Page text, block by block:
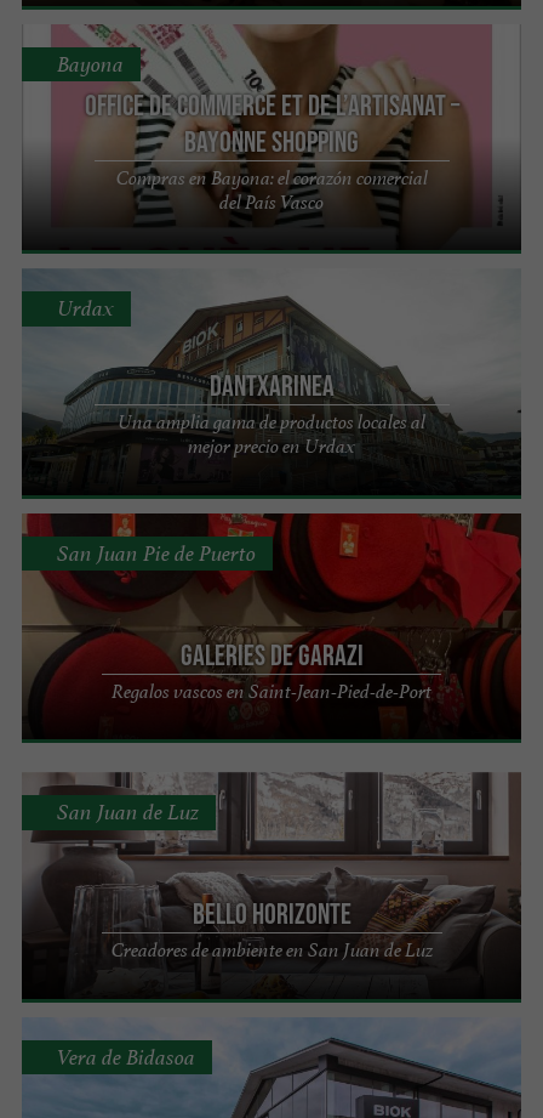
Office de Commerce et de l’Artisanat –
Bayonne Shopping
Compras en Bayona: el corazón comercial
del País Vasco
Bayona
Dantxarinea
Una amplia gama de productos locales al
mejor precio en Urdax
Urdax
Galeries de Garazi
Regalos vascos en Saint-Jean-Pied-de-Port
San Juan Pie de Puerto
Bello Horizonte
Creadores de ambiente en San Juan de Luz
San Juan de Luz
Vera de Bidasoa